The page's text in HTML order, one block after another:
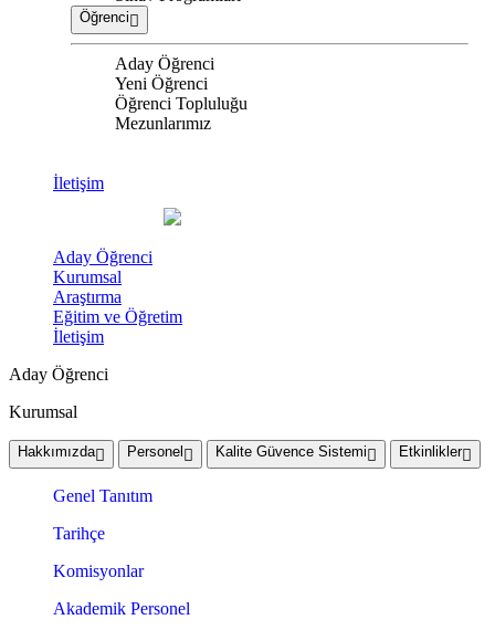
Öğrenci
Aday Öğrenci
Yeni Öğrenci
Öğrenci Topluluğu
Mezunlarımız
İletişim
Aday Öğrenci
Kurumsal
Araştırma
Eğitim ve Öğretim
İletişim
Aday Öğrenci
Kurumsal
Hakkımızda Personel Kalite Güvence Sistemi Etkinlikler
Genel Tanıtım
Tarihçe
Komisyonlar
Akademik Personel